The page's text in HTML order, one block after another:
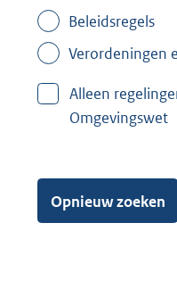
e
r
B
o
n
e
Beleidsregels
Verordeningen
Alleen
Omgevingswet
Opnieuw zoeken